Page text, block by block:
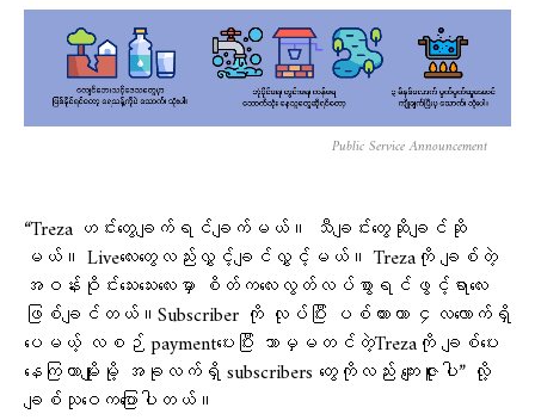
Public Service Announcement
“Treza ဟင်းတွေချက်ရင်ချက်မယ်။ သီချင်းတွေဆိုချင်ဆို
မယ်။ Liveလေးတွေလည်းလွှင့်ချင်လွှင့်မယ်။ Trezaကို ချစ်တဲ့
အဝန်းဝိုင်းသေးသေးလေးမှာ စိတ်ကလေးလွတ်လပ်စွာရင်ဖွင့်ရာလေး
ဖြစ်ချင်တယ်။Subscriber ကို လုပ်ပြီး ပစ်ထားတာ ၄လလောက်ရှိ
ပေမယ့် လစဉ် paymentပေးပြီး ဘာမှမတင်တဲ့Trezaကို ချစ်ပေး
နေကြတာမျိုးမို့ အခုလက်ရှိ subscribers တွေကိုလည်း ကျေးဇူးပါ” လို့
ချစ်သုဝေကပြောပါတယ်။